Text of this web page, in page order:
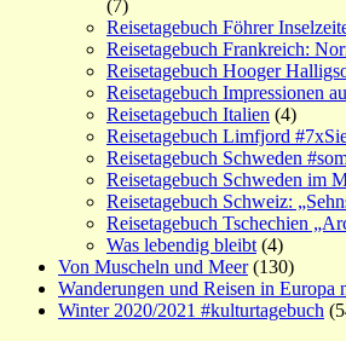
(7)
Reisetagebuch Föhrer
Reisetagebuch Frankreich:
Reisetagebuch Hooger
Reisetagebuch Impressionen
Reisetagebuch Italien (4)
Reisetagebuch Limfjord
Reisetagebuch Schweden
Reisetagebuch Schweden im
Reisetagebuch Schweiz:
Reisetagebuch Tschechien
Was lebendig bleibt (4)
Von Muscheln und Meer(130)
Wanderungen und Reisen in Europa
Winter 2020/2021 #kulturtagebuch